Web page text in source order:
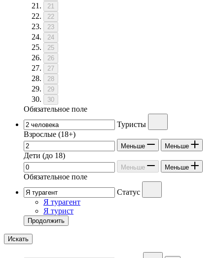
21
22
23
24
25
26
27
28
29
30
Обязательное поле
Туристы
Взрослые (18+)
Меньше Меньше
Дети (до 18)
Меньше Меньше
Обязательное поле
Статус
Я турагент
Я турист
Продолжить
Искать